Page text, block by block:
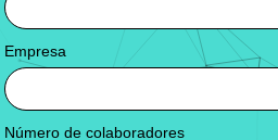
Empresa
Número de colaboradores